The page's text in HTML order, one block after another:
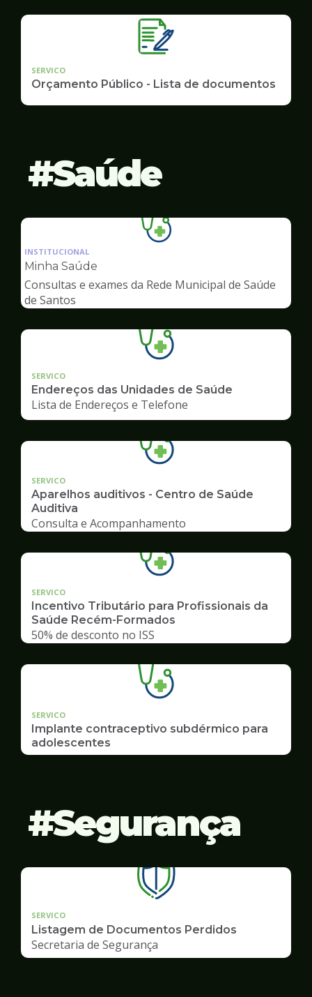
SERVICO
Orçamento Público - Lista de documentos
Saúde
Ilustração
da
de
Saúde
INSTITUCIONAL
Minha Saúde
Consultas e exames da Rede Municipal de Saúde
de Santos
SERVICO
Endereços das Unidades de Saúde
Lista de Endereços e Telefone
SERVICO
Aparelhos auditivos - Centro de Saúde
Auditiva
Consulta e Acompanhamento
SERVICO
Incentivo Tributário para Profissionais da
Saúde Recém-Formados
50% de desconto no ISS
SERVICO
Implante contraceptivo subdérmico para
adolescentes
Segurança
SERVICO
Listagem de Documentos Perdidos
Secretaria de Segurança